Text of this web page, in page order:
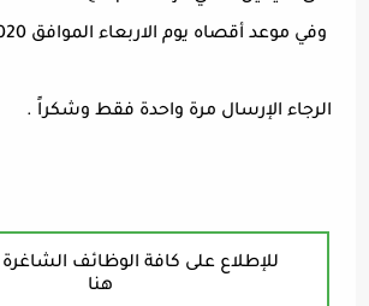
وفي موعد أقصاه يوم الاربعاء الموافق 21/10/2020م
الرجاء الإرسال مرة واحدة فقط وشكراً .
للإطلاع على كافة الوظائف الشاغرة
هنا